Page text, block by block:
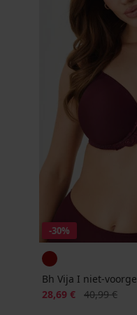
-30%
Bh Vija I niet-
Korting
28,69 € 40,99 €